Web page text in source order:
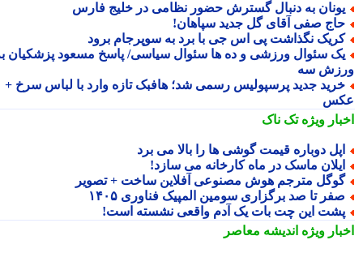
به دنبال گسترش حضور نظامی در خلیج فارس
صفی آقای گل جدید سپاهان!
نگذاشت پی اس جی با برد به سوپرجام برود
سئوال ورزشی و ده ها سئوال سیاسی/ پاسخ مسعود پزشکیان به
سه
جدید پرسپولیس رسمی شد؛ هافبک تازه وارد با لباس سرخ +
ویژهتک ناک
دوباره قیمت گوشی ها را بالا می برد
ماسک در ماه کارخانه می سازد!
مترجم هوش مصنوعی آفلاین ساخت + تصویر
تا صد برگزاری سومین المپیک فناوری ۱۴۰۵
این چت بات یک آدم واقعی نشسته است!
ویژهاندیشه معاصر